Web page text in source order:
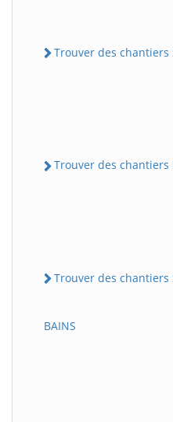
Trouver des chantiers
Trouver des chantiers
Trouver des chantiers
BAINS